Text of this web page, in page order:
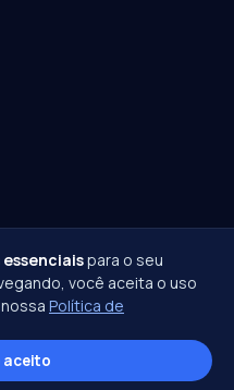
· Política de privacidade
para o seu
você aceita o uso
Política de
aceito